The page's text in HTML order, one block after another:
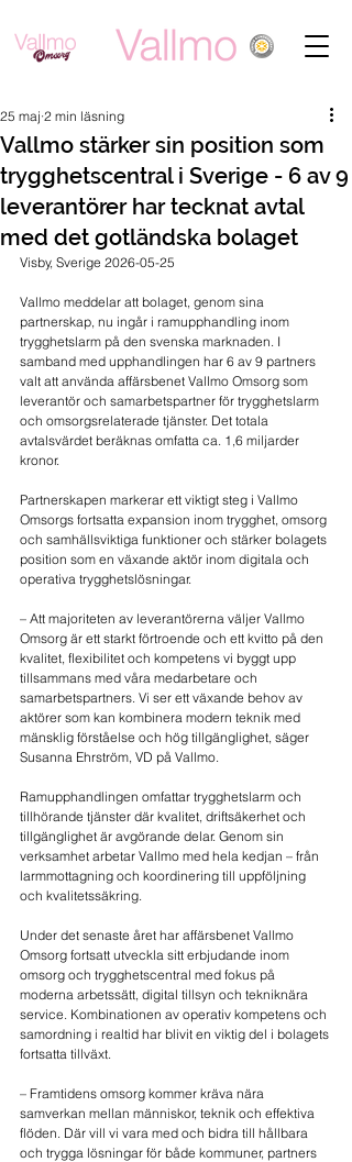
Vallmo stärker sin position som
trygghetscentral i Sverige - 6 av 9
leverantörer har tecknat avtal
med det gotländska bolaget
25 maj 2 min läsning
Visby, Sverige 2026-05-25
Vallmo meddelar att bolaget, genom sina
partnerskap, nu ingår i ramupphandling inom
trygghetslarm på den svenska marknaden. I
samband med upphandlingen har 6 av 9 partners
valt att använda affärsbenet Vallmo Omsorg som
leverantör och samarbetspartner för trygghetslarm
och omsorgsrelaterade tjänster. Det totala
avtalsvärdet beräknas omfatta ca. 1,6 miljarder
kronor.
Partnerskapen markerar ett viktigt steg i Vallmo
Omsorgs fortsatta expansion inom trygghet, omsorg
och samhällsviktiga funktioner och stärker bolagets
position som en växande aktör inom digitala och
operativa trygghetslösningar.
– Att majoriteten av leverantörerna väljer Vallmo
Omsorg är ett starkt förtroende och ett kvitto på den
kvalitet, flexibilitet och kompetens vi byggt upp
tillsammans med våra medarbetare och
samarbetspartners. Vi ser ett växande behov av
aktörer som kan kombinera modern teknik med
mänsklig förståelse och hög tillgänglighet, säger
Susanna Ehrström, VD på Vallmo.
Ramupphandlingen omfattar trygghetslarm och
tillhörande tjänster där kvalitet, driftsäkerhet och
tillgänglighet är avgörande delar. Genom sin
verksamhet arbetar Vallmo med hela kedjan – från
larmmottagning och koordinering till uppföljning
och kvalitetssäkring.
Under det senaste året har affärsbenet Vallmo
Omsorg fortsatt utveckla sitt erbjudande inom
omsorg och trygghetscentral med fokus på
moderna arbetssätt, digital tillsyn och tekniknära
service. Kombinationen av operativ kompetens och
samordning i realtid har blivit en viktig del i bolagets
fortsatta tillväxt.
– Framtidens omsorg kommer kräva nära
samverkan mellan människor, teknik och effektiva
flöden. Där vill vi vara med och bidra till hållbara
och trygga lösningar för både kommuner, partners